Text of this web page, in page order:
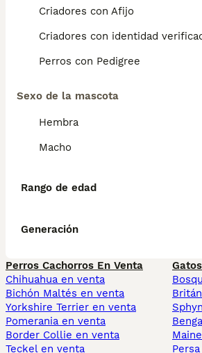
Criadores con Afijo
Criadores con identidad
Perros con Pedigree
Sexo de la mascota
Hembra
Macho
Rango de edad
Generación
Perros Cachorros En Venta
Chihuahua en venta
Bichón Maltés en venta
Yorkshire Terrier en venta
Pomerania en venta
Border Collie en venta
Teckel en venta